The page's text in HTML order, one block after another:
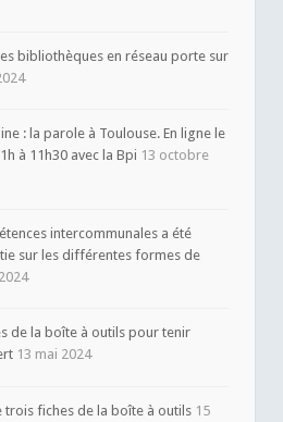
bibliothèques en réseau porte sur
: la parole à Toulouse. En ligne le
à 11h30 avec la Bpi 13 octobre
intercommunales a été
sur les différentes formes de
de la boîte à outils pour tenir
13 mai 2024
trois fiches de la boîte à outils 15